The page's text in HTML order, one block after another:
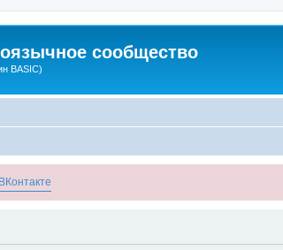
сообщество
BASIC)
ВКонтакте